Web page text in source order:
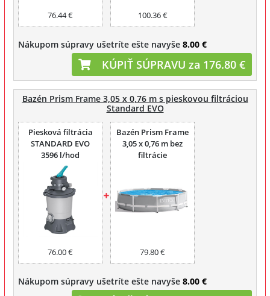
76.44 € 100.36 €
Nákupom súpravy ušetríte ešte navyše 8.00 €
KÚPIŤ SÚPRAVU za 176.80 €
Bazén Prism Frame 3,05 x 0,76 m s pieskovou filtráciou
Standard EVO
Piesková filtrácia
STANDARD EVO
3596 l/hod
76.00 €
Bazén Prism Frame
3,05 x 0,76 m bez
filtrácie
79.80 €
Nákupom súpravy ušetríte ešte navyše 8.00 €